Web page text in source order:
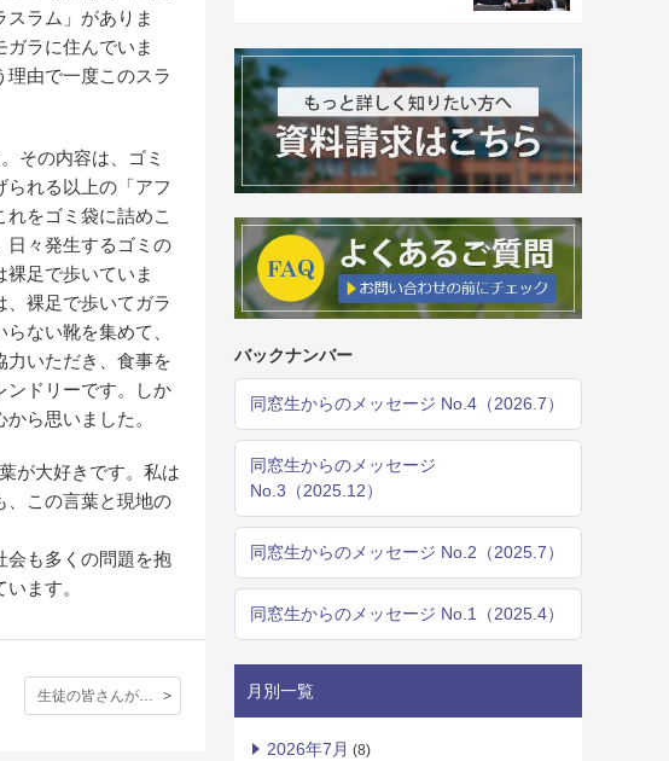
ラム」がありま
ラに住んでいま
由で一度このスラ
その内容は、ゴミ
れる以上の「アフ
をゴミ袋に詰めこ
日々発生するゴミの
足で歩いていま
裸足で歩いてガラ
ない靴を集めて、
力いただき、食事を
ンドリーです。しか
ら思いました。
が大好きです。私は
、この言葉と現地の
会も多くの問題を抱
ます。
生徒の皆さんが帰寮するのを待っている先生から、立教の春のメッセージ・ムービーです。
バックナンバー
同窓生からのメッセージ No.4（2026.7）
同窓生からのメッセージ
No.3（2025.12）
同窓生からのメッセージ No.2（2025.7）
同窓生からのメッセージ No.1（2025.4）
月別一覧
2026年7月 (8)